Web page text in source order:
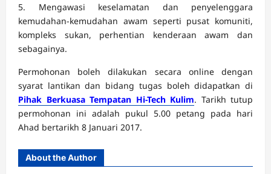
5. Mengawasi keselamatan dan penyelenggara
kemudahan-kemudahan awam seperti pusat komuniti,
kompleks sukan, perhentian kenderaan awam dan
sebagainya.
Permohonan boleh dilakukan secara online dengan
syarat lantikan dan bidang tugas boleh didapatkan di
Pihak Berkuasa Tempatan Hi-Tech Kulim. Tarikh tutup
permohonan ini adalah pukul 5.00 petang pada hari
Ahad bertarikh 8 Januari 2017.
About the Author